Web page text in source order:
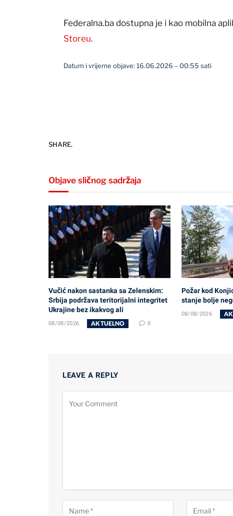
Federalna.ba dostupna je i kao mobilna
Storeu.
Datum i vrijeme objave: 16.06.2026 – 00:55 sati
SHARE.
Objave sličnog sadržaja
Vučić nakon sastanka sa Zelenskim:
Srbija podržava teritorijalni integritet
Ukrajine bez ikakvog ali
08/08/2026 AKTUELNO 0
Požar kod
stanje bolje
08/08/2026
LEAVE A REPLY